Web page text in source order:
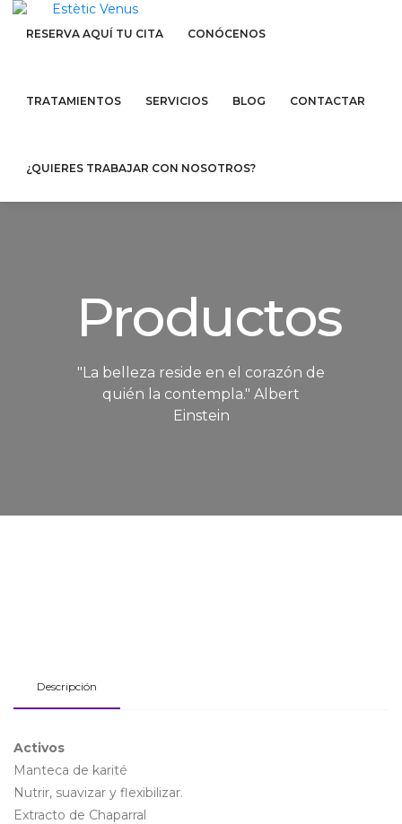
RESERVA AQUÍ TU CITA CONÓCENOS
TRATAMIENTOS SERVICIOS BLOG CONTACTAR
¿QUIERES TRABAJAR CON NOSOTROS?
Productos
"La belleza reside en el corazón de
quién la contempla." Albert
Einstein
Descripción
Activos
Man­teca de karité
Nutrir, suavizar y flexibilizar.
Ex­tracto de Chap­ar­ral